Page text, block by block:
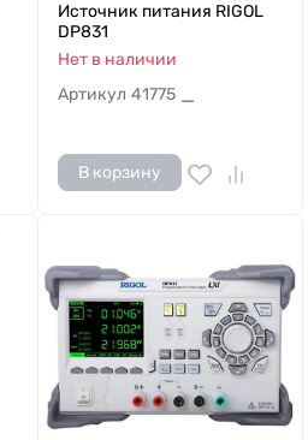
Источник питания RIGOL
DP831
Нет в наличии
Артикул 41775 —
В корзину